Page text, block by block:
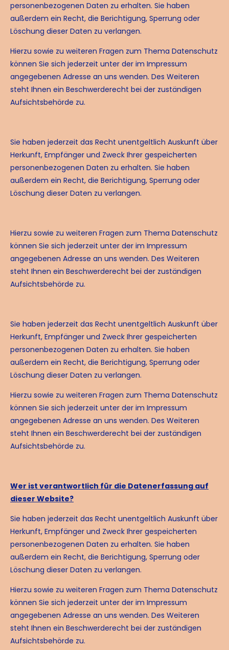
personenbezogenen Daten zu erhalten. Sie haben
außerdem ein Recht, die Berichtigung, Sperrung oder
Löschung dieser Daten zu verlangen.
Hierzu sowie zu weiteren Fragen zum Thema Datenschutz
können Sie sich jederzeit unter der im Impressum
angegebenen Adresse an uns wenden. Des Weiteren
steht Ihnen ein Beschwerderecht bei der zuständigen
Aufsichtsbehörde zu.
Sie haben jederzeit das Recht unentgeltlich Auskunft über
Herkunft, Empfänger und Zweck Ihrer gespeicherten
personenbezogenen Daten zu erhalten. Sie haben
außerdem ein Recht, die Berichtigung, Sperrung oder
Löschung dieser Daten zu verlangen.
Hierzu sowie zu weiteren Fragen zum Thema Datenschutz
können Sie sich jederzeit unter der im Impressum
angegebenen Adresse an uns wenden. Des Weiteren
steht Ihnen ein Beschwerderecht bei der zuständigen
Aufsichtsbehörde zu.
Sie haben jederzeit das Recht unentgeltlich Auskunft über
Herkunft, Empfänger und Zweck Ihrer gespeicherten
personenbezogenen Daten zu erhalten. Sie haben
außerdem ein Recht, die Berichtigung, Sperrung oder
Löschung dieser Daten zu verlangen.
Hierzu sowie zu weiteren Fragen zum Thema Datenschutz
können Sie sich jederzeit unter der im Impressum
angegebenen Adresse an uns wenden. Des Weiteren
steht Ihnen ein Beschwerderecht bei der zuständigen
Aufsichtsbehörde zu.
Wer ist verantwortlich für die Datenerfassung auf
dieser Website?
Sie haben jederzeit das Recht unentgeltlich Auskunft über
Herkunft, Empfänger und Zweck Ihrer gespeicherten
personenbezogenen Daten zu erhalten. Sie haben
außerdem ein Recht, die Berichtigung, Sperrung oder
Löschung dieser Daten zu verlangen.
Hierzu sowie zu weiteren Fragen zum Thema Datenschutz
können Sie sich jederzeit unter der im Impressum
angegebenen Adresse an uns wenden. Des Weiteren
steht Ihnen ein Beschwerderecht bei der zuständigen
Aufsichtsbehörde zu.